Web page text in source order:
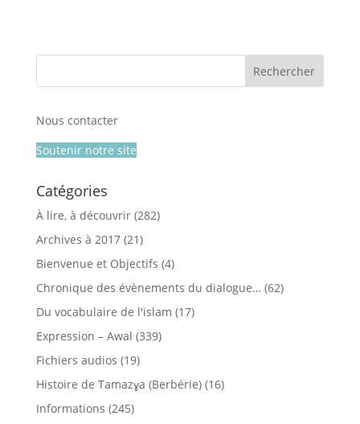
Nous contacter
Soutenir notre site
Catégories
À lire, à découvrir(282)
Archives à 2017(21)
Bienvenue et Objectifs (4)
Chronique des évènements du dialogue… (62)
Du vocabulaire de l'islam (17)
Expression – Awal (339)
Fichiers audios (19)
Histoire de Tamazɣa (Berbérie)(16)
Informations (245)